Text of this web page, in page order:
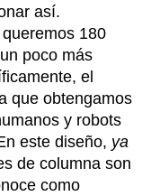
así.
180
poco más
el
que obtengamos
y robots
este diseño, ya
de columna son
como